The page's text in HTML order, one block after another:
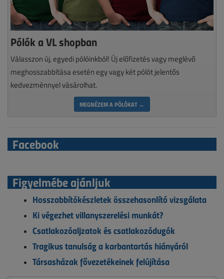
Pólók a VL shopban
Válasszon új, egyedi pólóinkból! Új előfizetés vagy meglévő
meghosszabbítása esetén egy vagy két pólót jelentős
kedvezménnyel vásárolhat.
MEGNÉZEM A PÓLÓKAT →
Facebook
Figyelmébe ajánljuk
Hosszabbítókészletek összehasonlító vizsgálata
Ki végezhet villanyszerelési munkát?
Csatlakozóaljzatok és csatlakozódugók
Tragikus tanulság a karbantartás hiányáról
Társasházak fővezetékeinek felújítása